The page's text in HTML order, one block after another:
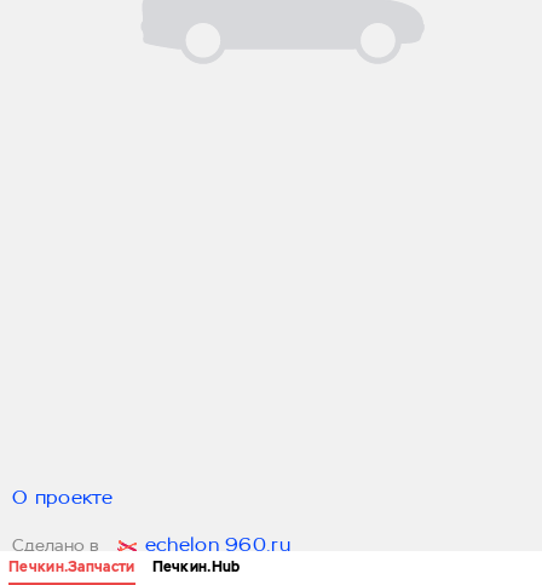
Печкин.Запчасти Печкин.Hub
О проекте
Сделано в echelon 960.ru